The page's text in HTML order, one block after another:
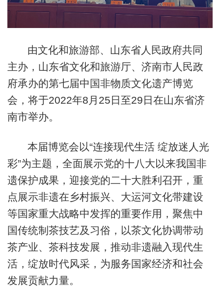
由文化和旅游部、山东省人民政府共同
主办，山东省文化和旅游厅、济南市人民政
府承办的第七届中国非物质文化遗产博览
会，将于2022年8月25日至29日在山东省济
南市举办。
本届博览会以“连接现代生活 绽放迷人光
彩”为主题，全面展示党的十八大以来我国非
遗保护成果，迎接党的二十大胜利召开，重
点展示非遗在乡村振兴、大运河文化带建设
等国家重大战略中发挥的重要作用，聚焦中
国传统制茶技艺及习俗，以茶文化协调带动
茶产业、茶科技发展，推动非遗融入现代生
活，绽放时代风采，为服务国家经济和社会
发展贡献力量。